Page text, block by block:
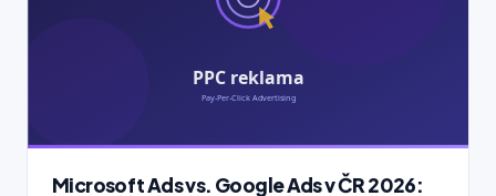
Microsoft Ads vs. Google Ads v ČR 2026: